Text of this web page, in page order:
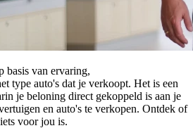
basis van ervaring,
type auto's dat je verkoopt. Het is een
je beloning direct gekoppeld is aan je
en auto's te verkopen. Ontdek of
voor jou is.